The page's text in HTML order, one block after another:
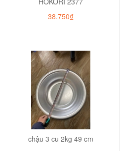
38.750₫
chậu 3 cu 2kg 49 cm